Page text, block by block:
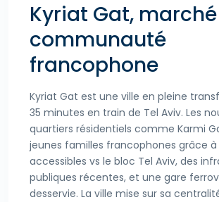
Kyriat Gat,
communauté
francophone
Kyriat Gat est une ville en pleine
35 minutes en train de Tel Aviv. Les
quartiers résidentiels comme Karmi
jeunes familles francophones grâce à
accessibles vs le bloc Tel Aviv, des
publiques récentes, et une gare
desservie. La ville mise sur sa